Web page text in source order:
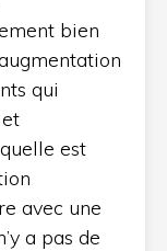
bien
qui
est
avec une
a pas de